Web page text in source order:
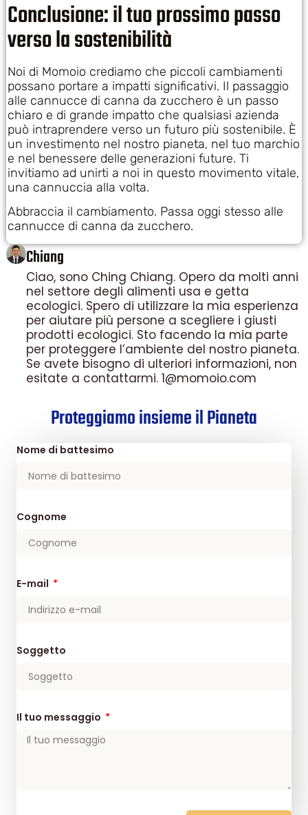
Conclusione: il tuo prossimo passo
verso la sostenibilità
Noi di Momoio crediamo che piccoli cambiamenti
possano portare a impatti significativi. Il passaggio
alle cannucce di canna da zucchero è un passo
chiaro e di grande impatto che qualsiasi azienda
può intraprendere verso un futuro più sostenibile. È
un investimento nel nostro pianeta, nel tuo marchio
e nel benessere delle generazioni future. Ti
invitiamo ad unirti a noi in questo movimento vitale,
una cannuccia alla volta.
Abbraccia il cambiamento. Passa oggi stesso alle
cannucce di canna da zucchero.
Chiang
Ciao, sono Ching Chiang. Opero da molti anni
nel settore degli alimenti usa e getta
ecologici. Spero di utilizzare la mia esperienza
per aiutare più persone a scegliere i giusti
prodotti ecologici. Sto facendo la mia parte
per proteggere l’ambiente del nostro pianeta.
Se avete bisogno di ulteriori informazioni, non
esitate a contattarmi. 1@momoio.com
Proteggiamo insieme il Pianeta
Nome di battesimo
Cognome
E-mail
Soggetto
Il tuo messaggio